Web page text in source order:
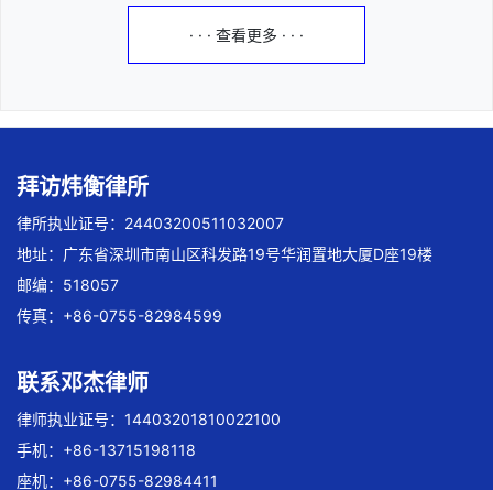
· · · 查看更多 · · ·
拜访炜衡律所
律所执业证号：24403200511032007
地址：广东省深圳市南山区科发路19号华润置地大厦D座19楼
邮编：518057
传真：+86-0755-82984599
联系邓杰律师
律师执业证号：14403201810022100
手机：+86-13715198118
座机：+86-0755-82984411